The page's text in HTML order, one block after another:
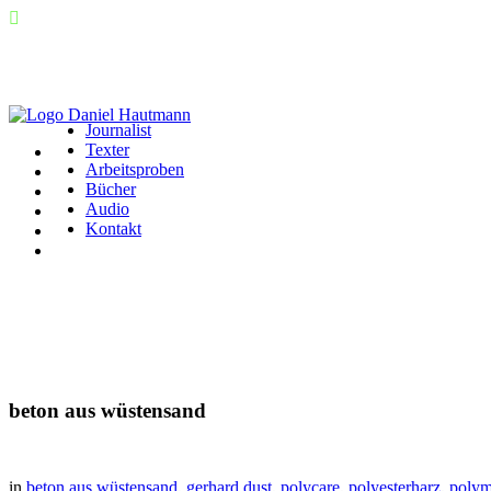
Journalist
Texter
Arbeitsproben
Bücher
Audio
Kontakt
beton aus wüstensand
in beton aus wüstensand, gerhard dust, polycare, polyesterharz,